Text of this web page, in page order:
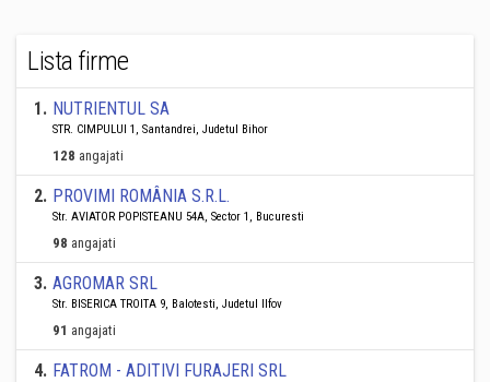
Lista firme
1. NUTRIENTUL SA
STR. CIMPULUI 1, Santandrei, Judetul Bihor
128 angajati
2. PROVIMI ROMÂNIA S.R.L.
Str. AVIATOR POPISTEANU 54A, Sector 1, Bucuresti
98 angajati
3. AGROMAR SRL
Str. BISERICA TROITA 9, Balotesti, Judetul Ilfov
91 angajati
4. FATROM - ADITIVI FURAJERI SRL